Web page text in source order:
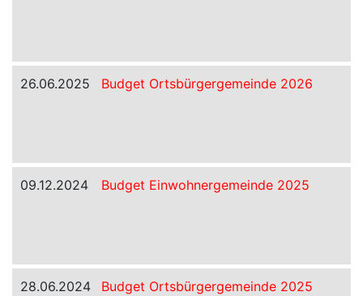
26.06.2025 Budget Ortsbürgergemeinde 2026
09.12.2024 Budget Einwohnergemeinde 2025
28.06.2024 Budget Ortsbürgergemeinde 2025